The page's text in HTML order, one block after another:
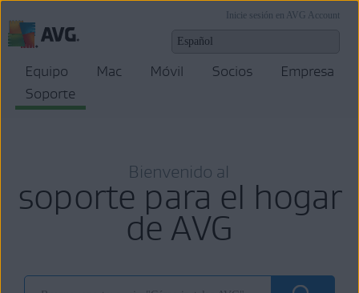
Inicie sesión en AVG Account
Equipo Mac Móvil Socios
Empresa
Soporte
Bienvenido al
soporte para el hogar
de AVG